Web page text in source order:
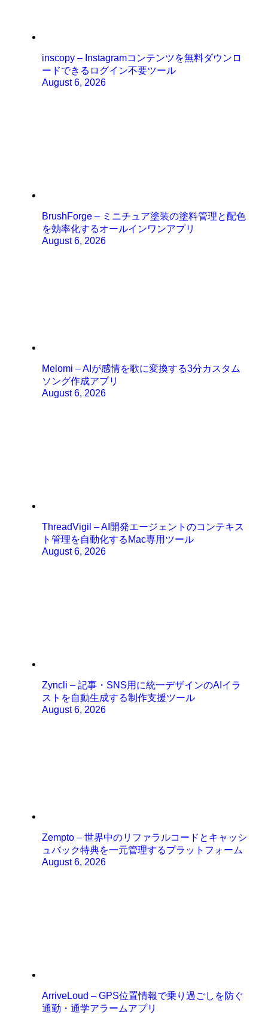
inscopy – Instagramコンテンツを無料ダウンロ
ードできるログイン不要ツール
August 6, 2026
BrushForge – ミニチュア塗装の塗料管理と配色
を効率化するオールインワンアプリ
August 6, 2026
Melomi – AIが感情を歌に変換する3分カスタム
ソング作成アプリ
August 6, 2026
ThreadVigil – AI開発エージェントのコンテキス
ト管理を自動化するMac専用ツール
August 6, 2026
Zyncli – 記事・SNS用に統一デザインのAIイラ
ストを自動生成する制作支援ツール
August 6, 2026
Zempto – 世界中のリファラルコードとキャッシ
ュバック特典を一元管理するプラットフォーム
August 6, 2026
ArriveLoud – GPS位置情報で乗り過ごしを防ぐ
通勤・通学アラームアプリ